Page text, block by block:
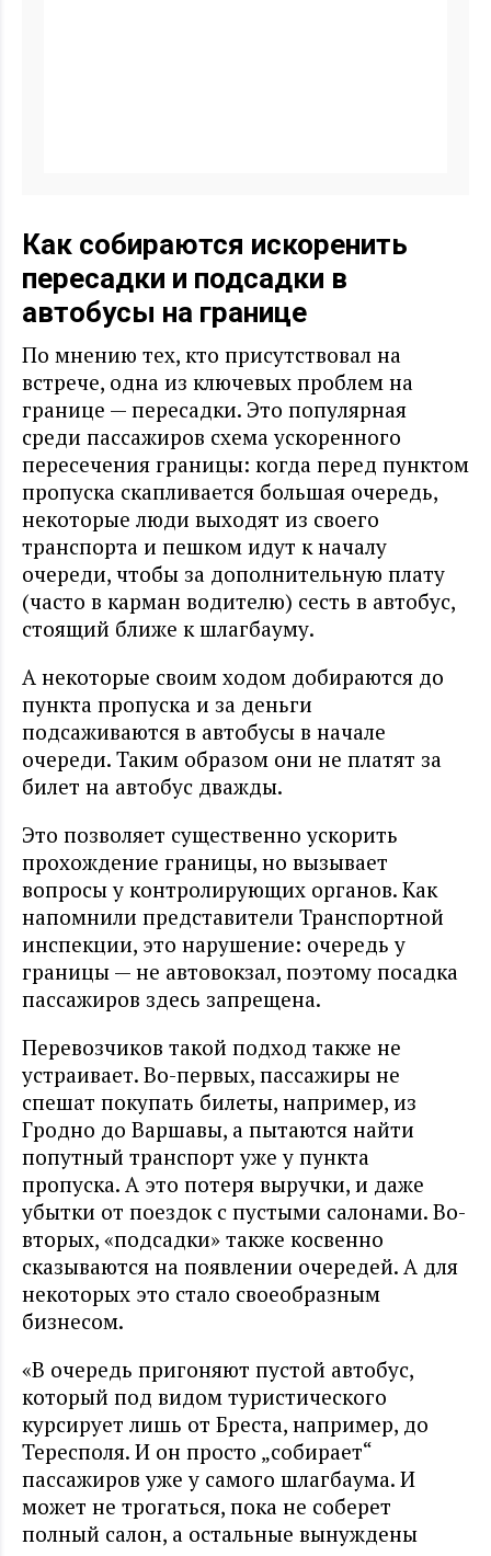
Как собираются искоренить
пересадки и подсадки в
автобусы на границе
По мнению тех, кто присутствовал на
встрече, одна из ключевых проблем на
границе — пересадки. Это популярная
среди пассажиров схема ускоренного
пересечения границы: когда перед пунктом
пропуска скапливается большая очередь,
некоторые люди выходят из своего
транспорта и пешком идут к началу
очереди, чтобы за дополнительную плату
(часто в карман водителю) сесть в автобус,
стоящий ближе к шлагбауму.
А некоторые своим ходом добираются до
пункта пропуска и за деньги
подсаживаются в автобусы в начале
очереди. Таким образом они не платят за
билет на автобус дважды.
Это позволяет существенно ускорить
прохождение границы, но вызывает
вопросы у контролирующих органов. Как
напомнили представители Транспортной
инспекции, это нарушение: очередь у
границы — не автовокзал, поэтому посадка
пассажиров здесь запрещена.
Перевозчиков такой подход также не
устраивает. Во-первых, пассажиры не
спешат покупать билеты, например, из
Гродно до Варшавы, а пытаются найти
попутный транспорт уже у пункта
пропуска. А это потеря выручки, и даже
убытки от поездок с пустыми салонами. Во-
вторых, «подсадки» также косвенно
сказываются на появлении очередей. А для
некоторых это стало своеобразным
бизнесом.
«В очередь пригоняют пустой автобус,
который под видом туристического
курсирует лишь от Бреста, например, до
Тересполя. И он просто „собирает“
пассажиров уже у самого шлагбаума. И
может не трогаться, пока не соберет
полный салон, а остальные вынуждены